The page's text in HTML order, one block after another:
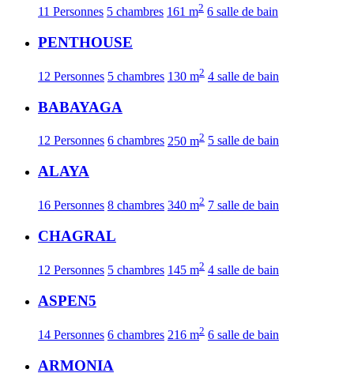
11 Personnes 5 chambres 161 m2 6 salle de bain
PENTHOUSE
12 Personnes 5 chambres 130 m2 4 salle de bain
BABAYAGA
12 Personnes 6 chambres 250 m2 5 salle de bain
ALAYA
16 Personnes 8 chambres 340 m2 7 salle de bain
CHAGRAL
12 Personnes 5 chambres 145 m2 4 salle de bain
ASPEN5
14 Personnes 6 chambres 216 m2 6 salle de bain
ARMONIA